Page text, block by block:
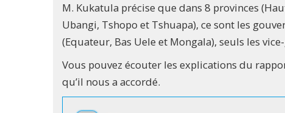
M. Kukatula précise que dans 8 provinces
Ubangi, Tshopo et Tshuapa), ce sont les
(Equateur, Bas Uele et Mongala), seuls les
Vous pouvez écouter les explications du
qu’il nous a accordé.